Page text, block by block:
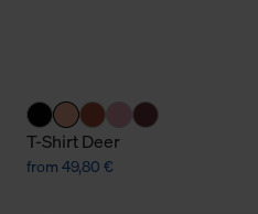
T-Shirt Deer
from 49,80 €